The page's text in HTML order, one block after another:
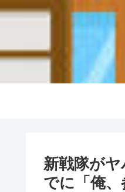
新戦隊がヤ
でに「俺、